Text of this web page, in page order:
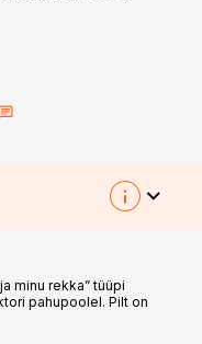
minu rekka” tüüpi
pahupoolel. Pilt on